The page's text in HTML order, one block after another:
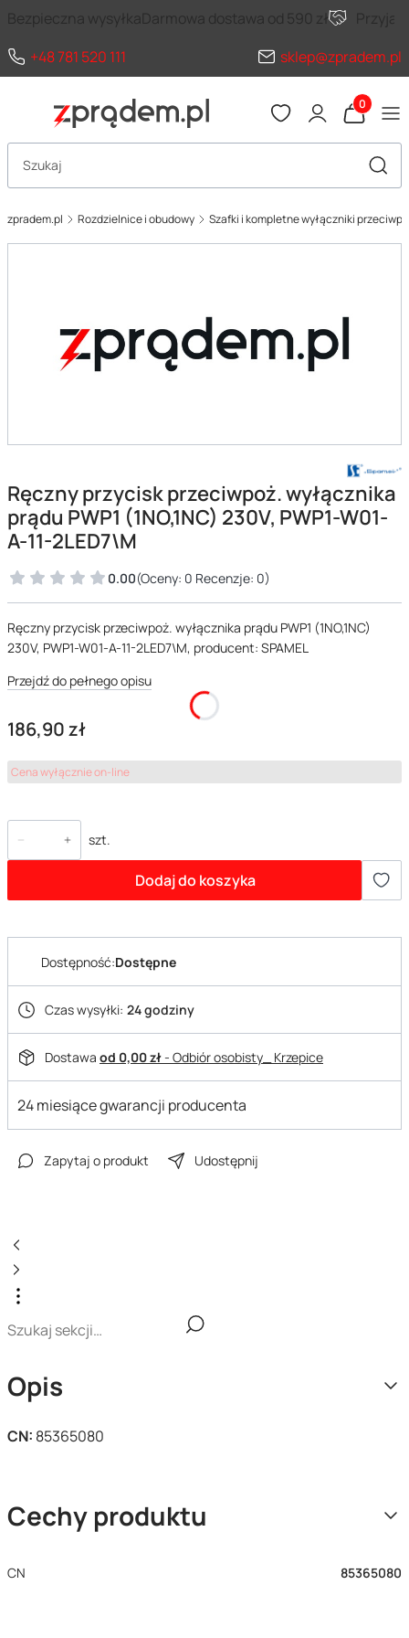
Bezpieczna wysyłkaDarmowa dostawa od 590 zł
+48 781 520 111
sklep@zpradem.pl
Produkty
Otwórz wyszukiwarkę
zpradem.pl Rozdzielnice i obudowy Szafki i kompletne wyłączniki
Ręczny przycisk przeciwpoż. wyłącznika
prądu PWP1 (1NO,1NC) 230V, PWP1-W01-
A-11-2LED7\M
0.00(Oceny: 0 Recenzje: 0)
Ręczny przycisk przeciwpoż. wyłącznika prądu PWP1 (1NO,1NC)
230V, PWP1-W01-A-11-2LED7\M, producent: SPAMEL
Przejdź do pełnego opisu
Cena
186,90 zł
Cena wyłącznie on-line
szt.
Dodaj do koszyka
Dostępność:Dostępne
Czas wysyłki: 24 godziny
Dostawa od 0,00 zł- Odbiór osobisty_ Krzepice
24 miesiące gwarancji producenta
Zapytaj o produkt Udostępnij
Opis
CN: 85365080
Cechy produktu
CN 85365080